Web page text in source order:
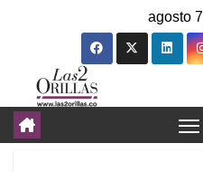
agosto